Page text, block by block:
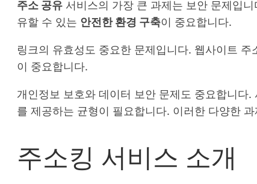
주소 공유 서비스의 가장 큰 과제는 보안 문제입
유할 수 있는 안전한 환경 구축이 중요합니다.
링크의 유효성도 중요한 문제입니다. 웹사이트
이 중요합니다.
개인정보 보호와 데이터 보안 문제도 중요합니다
를 제공하는 균형이 필요합니다. 이러한 다양한
주소킹 서비스 소개